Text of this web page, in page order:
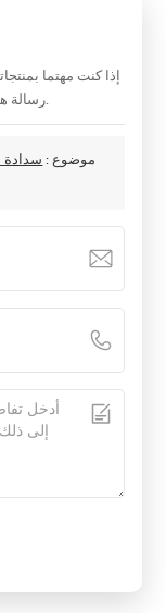
إذا كنت مهتما
رسالة هنا ، وسوف نقوم بالرد عليك في أقرب وقت ممكن.
موضوع :